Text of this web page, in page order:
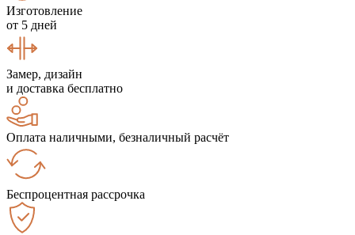
Изготовление
от 5 дней
Замер, дизайн
и доставка бесплатно
Оплата наличными, безналичный расчёт
Беспроцентная рассрочка